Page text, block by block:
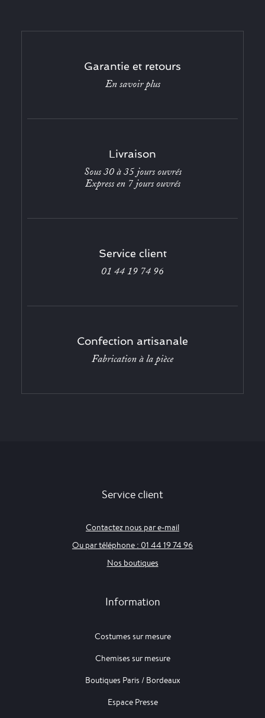
Garantie et retours
En savoir plus
Livraison
Sous 30 à 35 jours ouvrés
Express en 7 jours ouvrés
Service client
01 44 19 74 96
Confection artisanale
Fabrication à la pièce
Service client
Contactez nous par e-mail
Ou par téléphone : 01 44 19 74 96
Nos boutiques
Information
Costumes sur mesure
Chemises sur mesure
Boutiques Paris / Bordeaux
Espace Presse